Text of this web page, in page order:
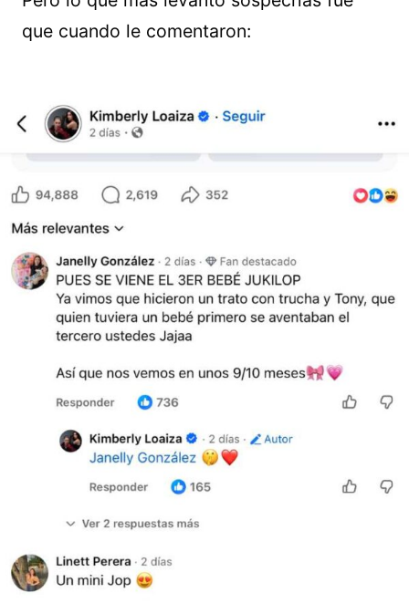
que cuando le comentaron: